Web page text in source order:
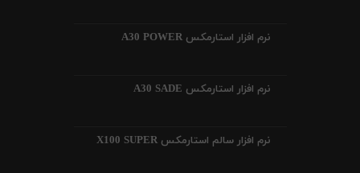
نرم افزار استارمکس A30 POWER
نرم افزار استارمکس A30 SADE
نرم افزار سالم استارمکس X100 SUPER